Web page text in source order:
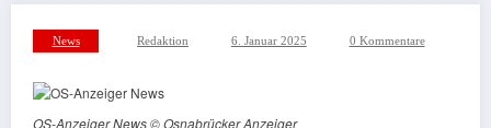
News Redaktion 6. Januar 2025 0 Kommentare
OS-Anzeiger News © Osnabrücker Anzeiger